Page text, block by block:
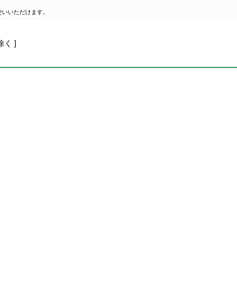
いただけます。
く ]